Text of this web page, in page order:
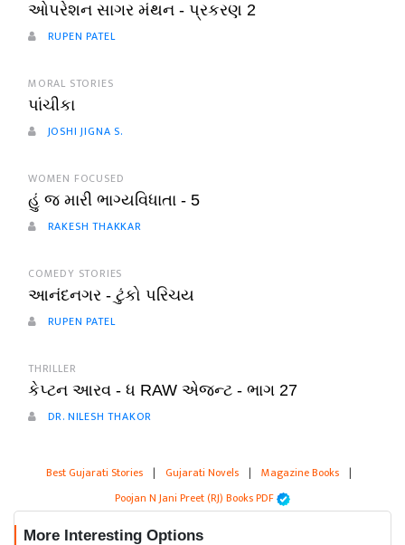
ઓપરેશન સાગર મંથન - પ્રકરણ 2
RUPEN PATEL
MORAL STORIES
પાંચીકા
JOSHI JIGNA S.
WOMEN FOCUSED
હું જ મારી ભાગ્યવિધાતા - 5
RAKESH THAKKAR
COMEDY STORIES
આનંદનગર - ટુંકો પરિચય
RUPEN PATEL
THRILLER
કેપ્ટન આરવ - ધ RAW એજન્ટ - ભાગ 27
DR. NILESH THAKOR
Best Gujarati Stories | Gujarati Novels | Magazine Books |
Poojan N Jani Preet (RJ) Books PDF
More Interesting Options